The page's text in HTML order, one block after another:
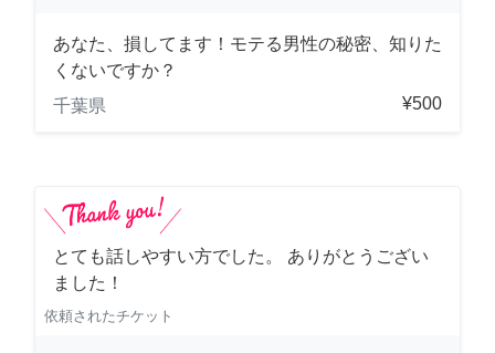
あなた、損してます！モテる男性の秘密、知りた
くないですか？
千葉県
¥500
とても話しやすい方でした。 ありがとうござい
ました！
依頼されたチケット